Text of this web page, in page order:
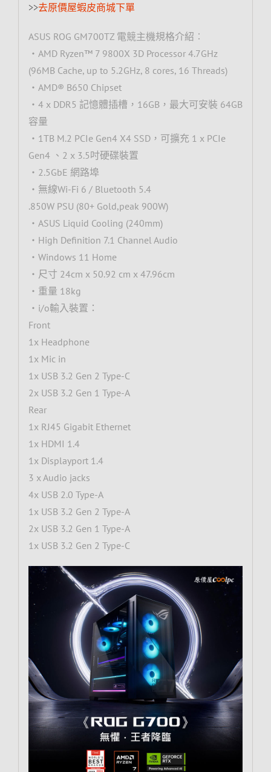
>>去原價屋蝦皮商城下單
ASUS ROG GM700TZ 電競主機規格介紹︰
‧AMD Ryzen™ 7 9800X 3D Processor 4.7GHz
(96MB Cache, up to 5.2GHz, 8 cores, 16 Threads)
‧AMD® B650 Chipset
‧4 x DDR5 記憶體插槽，16GB，最大可安裝 64GB
容量
‧1TB M.2 PCIe Gen4 X4 SSD，可擴充 1 x PCIe
Gen4 、2 x 3.5吋硬碟裝置
‧2.5GbE 網路埠
‧無線Wi-Fi 6 / Bluetooth 5.4
.850W PSU (80+ Gold,peak 900W)
‧ASUS Liquid Cooling (240mm)
‧High Definition 7.1 Channel Audio
‧Windows 11 Home
‧尺寸 24cm x 50.92 cm x 47.96cm
‧重量 18kg
‧i/o輸入裝置：
Front
1x Headphone
1x Mic in
1x USB 3.2 Gen 2 Type-C
2x USB 3.2 Gen 1 Type-A
Rear
1x RJ45 Gigabit Ethernet
1x HDMI 1.4
1x Displayport 1.4
3 x Audio jacks
4x USB 2.0 Type-A
1x USB 3.2 Gen 2 Type-A
2x USB 3.2 Gen 1 Type-A
1x USB 3.2 Gen 2 Type-C